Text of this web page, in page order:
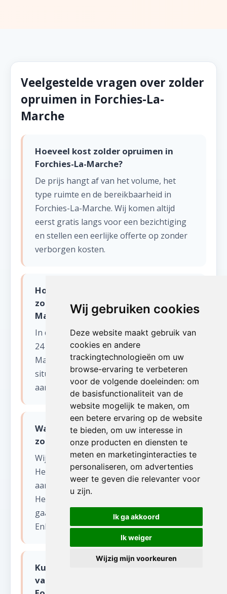
Wij gebruiken cookies
Deze website maakt gebruik van
cookies en andere
trackingtechnologieën om uw
browse-ervaring te verbeteren
voor de volgende doeleinden: om
de basisfunctionaliteit van de
website mogelijk te maken, om
een betere ervaring op de website
te bieden, om uw interesse in
onze producten en diensten te
meten en marketinginteracties te
personaliseren, om advertenties
weer te geven die relevanter voor
u zijn.
Ik ga akkoord
Ik weiger
Wijzig mijn voorkeuren
Veelgestelde vragen over zolder
opruimen in Forchies-La-
Marche
Hoeveel kost zolder opruimen in
Forchies-La-Marche?
De prijs hangt af van het volume, het
type ruimte en de bereikbaarheid in
Forchies-La-Marche. Wij komen altijd
eerst gratis langs voor een bezichtiging
en stellen een eerlijke offerte op zonder
verborgen kosten.
Hoe snel kunnen jullie starten met
zolder opruimen in Forchies-La-
Marche?
In de meeste gevallen kunnen wij binnen
24 tot 48 uur starten in Forchies-La-
Marche (Henegouwen). Voor dringende
situaties bieden wij ook een spoedservice
aan, zelfs in het weekend.
Wat gebeurt er met de spullen na
zolder opruimen?
Wij sorteren alles zorgvuldig.
Herbruikbare items worden gedoneerd
aan kringloopwinkels en goede doelen in
Henegouwen. Recycleerbaar materiaal
gaat naar erkende verwerkingscentra.
Enkel restafval wordt afgevoerd.
Kunnen jullie ook isolatiemateriaal
van de zolder verwijderen in